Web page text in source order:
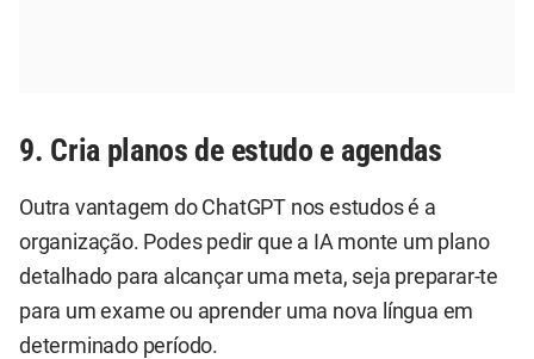
9. Cria planos de estudo e agendas
Outra vantagem do ChatGPT nos estudos é a
organização. Podes pedir que a IA monte um plano
detalhado para alcançar uma meta, seja preparar-te
para um exame ou aprender uma nova língua em
determinado período.